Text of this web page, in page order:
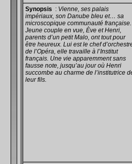
Synopsis : Vienne, ses palais
impériaux, son Danube bleu et… sa
microscopique communauté française.
Jeune couple en vue, Ève et Henri,
parents d’un petit Malo, ont tout pour
être heureux. Lui est le chef
de l’Opéra, elle travaille à l’Institut
français. Une vie apparemment sans
fausse note, jusqu’au jour où Henri
succombe au charme de l’institutrice
leur fils.